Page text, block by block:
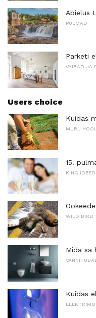
Abielus
PULMAD
Parketi
VAIBAD JA
Users choice
Kuidas
MURU
15.
KINGIIDEED
WILD BIRD
Mida sa
Kuidas